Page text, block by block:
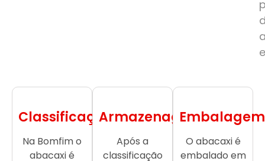
Classificação
Na Bomfim o
abacaxi é
Armazenagem
Após a
classificação
Embalagem
O abacaxi é
embalado em